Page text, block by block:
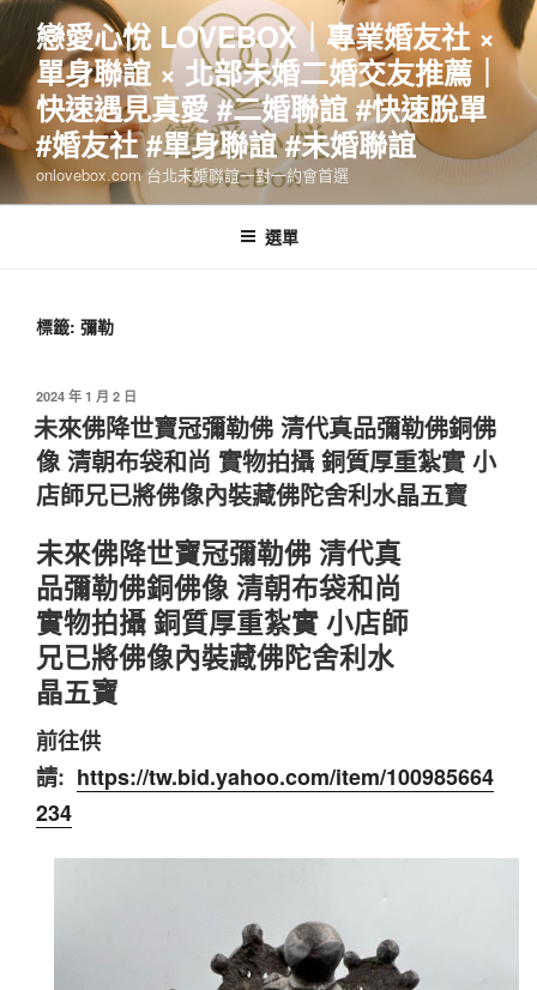
跳
主
要
內
容
戀愛心悅 LOVEBOX｜專業婚友社 ×
單身聯誼 × 北部未婚二婚交友推薦｜
快速遇見真愛 #二婚聯誼 #快速脫單
#婚友社 #單身聯誼 #未婚聯誼
onlovebox.com 台北未婚聯誼一對一約會首選
選單
標籤: 彌勒
發
佈
於
2024 年 1 月 2 日
未來佛降世寶冠彌勒佛 清代真品彌勒佛銅佛
像 清朝布袋和尚 實物拍攝 銅質厚重紮實 小
店師兄已將佛像內裝藏佛陀舍利水晶五寶
未來佛降世寶冠彌勒佛 清代真
品彌勒佛銅佛像 清朝布袋和尚
實物拍攝 銅質厚重紮實 小店師
兄已將佛像內裝藏佛陀舍利水
晶五寶
前往供
請: https://tw.bid.yahoo.com/item/100985664
234